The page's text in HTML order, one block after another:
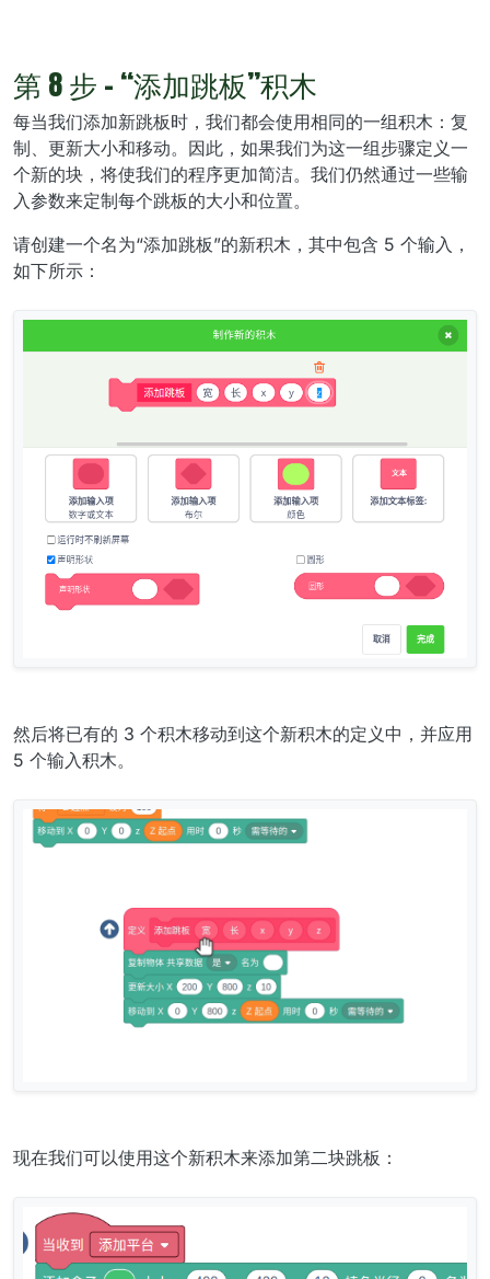
第 8 步 - “添加跳板”积木
每当我们添加新跳板时，我们都会使用相同的一组积木：复
制、更新大小和移动。因此，如果我们为这一组步骤定义一
个新的块，将使我们的程序更加简洁。我们仍然通过一些输
入参数来定制每个跳板的大小和位置。
请创建一个名为“添加跳板”的新积木，其中包含 5 个输入，
如下所示：
然后将已有的 3 个积木移动到这个新积木的定义中，并应用
5 个输入积木。
现在我们可以使用这个新积木来添加第二块跳板：